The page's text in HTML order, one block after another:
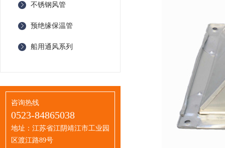
不锈钢风管
预绝缘保温管
船用通风系列
咨询热线
0523-84865038
地址：江苏省江阴靖江市工业园
区渡江路89号